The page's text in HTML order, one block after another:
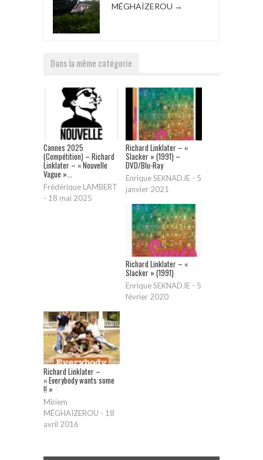
MÉGHAÏZEROU →
Dans la même catégorie
Cannes 2025
(Compétition) – Richard
Linklater – « Nouvelle
Vague »...
Frédérique LAMBERT
- 18 mai 2025
Richard Linklater – «
Slacker » (1991) –
DVD/Blu-Ray
Enrique SEKNADJE - 5
janvier 2021
Richard Linklater – «
Slacker » (1991)
Enrique SEKNADJE - 5
février 2020
Richard Linklater –
« Everybody wants some
!! »
Miriem
MÉGHAÏZEROU - 18
avril 2016